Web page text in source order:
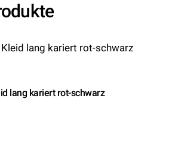
lang kariert rot-schwarz